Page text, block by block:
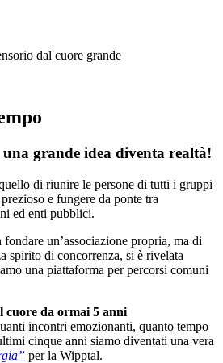
dal cuore grande
grande idea diventa realtà!
di riunire le persone di tutti i gruppi
e fungere da ponte tra
ed enti pubblici.
un’associazione propria, ma di
spirito di concorrenza, si è rivelata
una piattaforma per percorsi comuni
cuore da ormai 5 anni
incontri emozionanti, quanto tempo
cinque anni siamo diventati una vera
per la Wipptal.